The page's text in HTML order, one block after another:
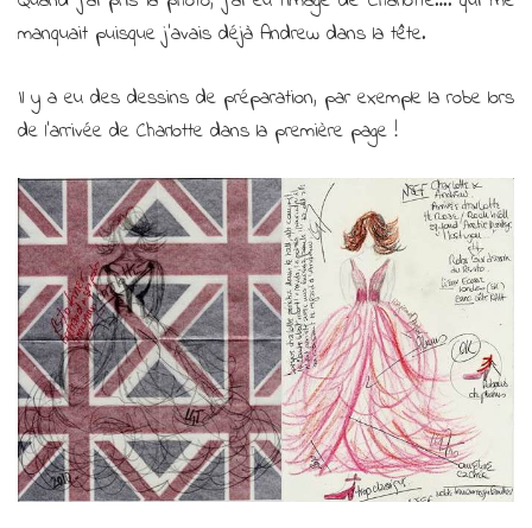
manquait puisque j’avais déjà Andrew dans la tête.
Il y a eu des dessins de préparation, par exemple la robe lors
de l’arrivée de Charlotte dans la première page !